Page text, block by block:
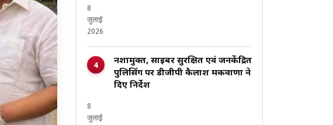
8
जुलाई
2026
नशामुक्त, साइबर सुरक्षित एवं जनकेंद्रित
पुलिसिंग पर डीजीपी कैलाश मकवाणा ने
दिए निर्देश
8
जुलाई